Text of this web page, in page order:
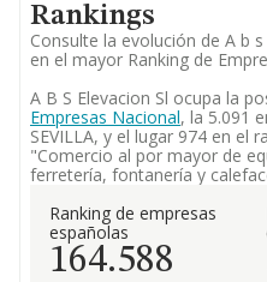
Rankings
Consulte la evolución de A b
en el mayor Ranking de
A B S Elevacion Sl ocupa la
Empresas Nacional, la 5.091
SEVILLA, y el lugar 974 en el
"Comercio al por mayor de
ferretería, fontanería y
Ranking de empresas
españolas
164.588